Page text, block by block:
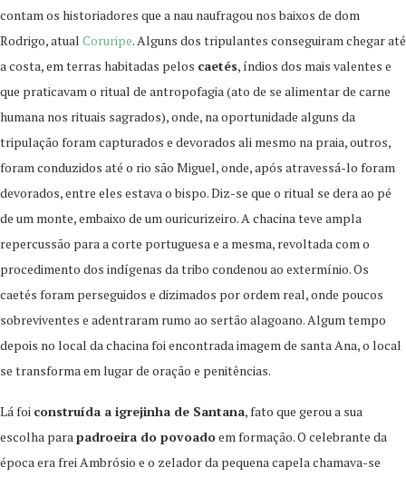
contam os historiadores que a nau naufragou nos baixos de dom
Rodrigo, atual Coruripe. Alguns dos tripulantes conseguiram chegar até
a costa, em terras habitadas pelos caetés, índios dos mais valentes e
que praticavam o ritual de antropofagia (ato de se alimentar de carne
humana nos rituais sagrados), onde, na oportunidade alguns da
tripulação foram capturados e devorados ali mesmo na praia, outros,
foram conduzidos até o rio são Miguel, onde, após atravessá-lo foram
devorados, entre eles estava o bispo. Diz-se que o ritual se dera ao pé
de um monte, embaixo de um ouricurizeiro. A chacina teve ampla
repercussão para a corte portuguesa e a mesma, revoltada com o
procedimento dos indígenas da tribo condenou ao extermínio. Os
caetés foram perseguidos e dizimados por ordem real, onde poucos
sobreviventes e adentraram rumo ao sertão alagoano. Algum tempo
depois no local da chacina foi encontrada imagem de santa Ana, o local
se transforma em lugar de oração e penitências.
Lá foi construída a igrejinha de Santana, fato que gerou a sua
escolha parapadroeira do povoadoem formação. O celebrante da
época era frei Ambrósio e o zelador da pequena capela chamava-se